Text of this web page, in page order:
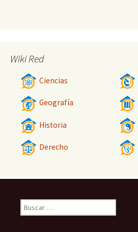
Wiki Red
Ciencias
Geografía
Historia
Derecho
Buscar: